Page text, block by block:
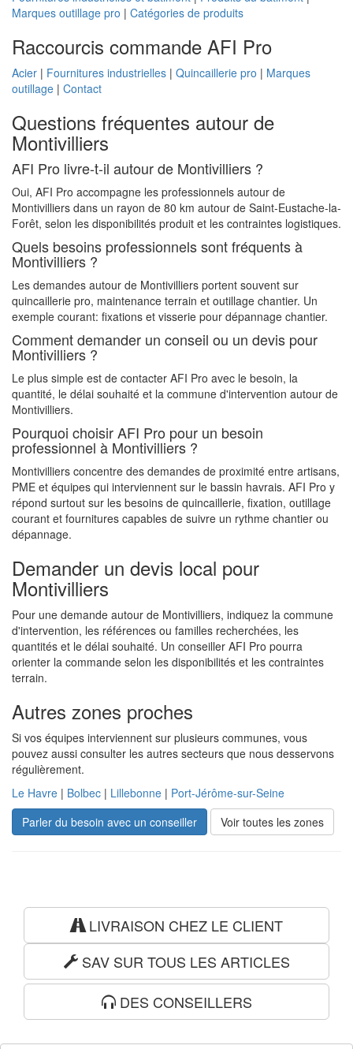
Marques outillage pro | Catégories de produits
Raccourcis commande AFI Pro
Acier | Fournitures industrielles | Quincaillerie pro | Marques
outillage | Contact
Questions fréquentes autour de
Montivilliers
AFI Pro livre-t-il autour de Montivilliers ?
Oui, AFI Pro accompagne les professionnels autour de
Montivilliers dans un rayon de 80 km autour de Saint-Eustache-la-
Forêt, selon les disponibilités produit et les contraintes logistiques.
Quels besoins professionnels sont fréquents à
Montivilliers ?
Les demandes autour de Montivilliers portent souvent sur
quincaillerie pro, maintenance terrain et outillage chantier. Un
exemple courant: fixations et visserie pour dépannage chantier.
Comment demander un conseil ou un devis pour
Montivilliers ?
Le plus simple est de contacter AFI Pro avec le besoin, la
quantité, le délai souhaité et la commune d'intervention autour de
Montivilliers.
Pourquoi choisir AFI Pro pour un besoin
professionnel à Montivilliers ?
Montivilliers concentre des demandes de proximité entre artisans,
PME et équipes qui interviennent sur le bassin havrais. AFI Pro y
répond surtout sur les besoins de quincaillerie, fixation, outillage
courant et fournitures capables de suivre un rythme chantier ou
dépannage.
Demander un devis local pour
Montivilliers
Pour une demande autour de Montivilliers, indiquez la commune
d'intervention, les références ou familles recherchées, les
quantités et le délai souhaité. Un conseiller AFI Pro pourra
orienter la commande selon les disponibilités et les contraintes
terrain.
Autres zones proches
Si vos équipes interviennent sur plusieurs communes, vous
pouvez aussi consulter les autres secteurs que nous desservons
régulièrement.
Le Havre | Bolbec | Lillebonne | Port-Jérôme-sur-Seine
Parler du besoin avec un conseiller
Voir toutes les zones
LIVRAISON CHEZ LE CLIENT
SAV SUR TOUS LES ARTICLES
DES CONSEILLERS